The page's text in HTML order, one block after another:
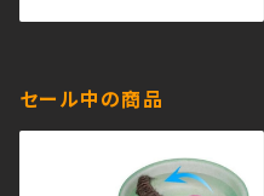
セール中の商品